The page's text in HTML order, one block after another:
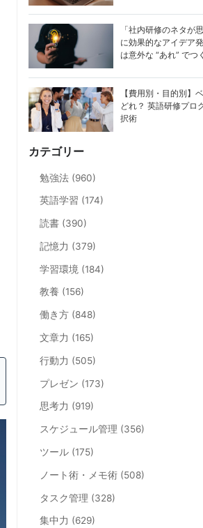
「社内研修のネタが
に効果的なアイデア
は意外な “あれ” でつ
【費用別・目的別】
どれ？ 英語研修プロ
択術
カテゴリー
勉強法 (960)
英語学習 (174)
読書 (390)
記憶力 (379)
学習環境 (184)
教養 (156)
働き方 (848)
文章力 (165)
行動力 (505)
プレゼン (173)
思考力 (919)
スケジュール管理 (356)
ツール (175)
ノート術・メモ術 (508)
タスク管理 (328)
集中力 (629)